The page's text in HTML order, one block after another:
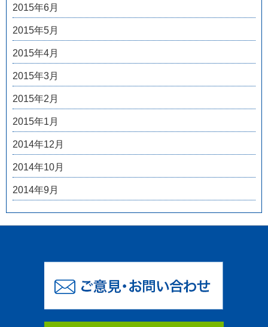
2015年6月
2015年5月
2015年4月
2015年3月
2015年2月
2015年1月
2014年12月
2014年10月
2014年9月